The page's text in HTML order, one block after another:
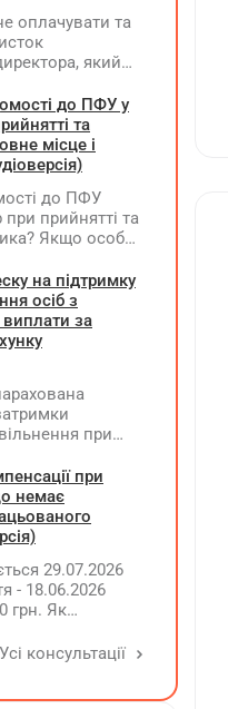
оплачувати та
який
плати під час
до ПФУ у
та
місце і
до ПФУ
прийнятті та
Якщо особа
сумісництвом,
роботодавці?
на підтримку
осіб з
виплати за
при
для
підтримку
з
при
немає
29.07.2026
- 18.06.2026
грн. Як
відпустки при
Усі консультації